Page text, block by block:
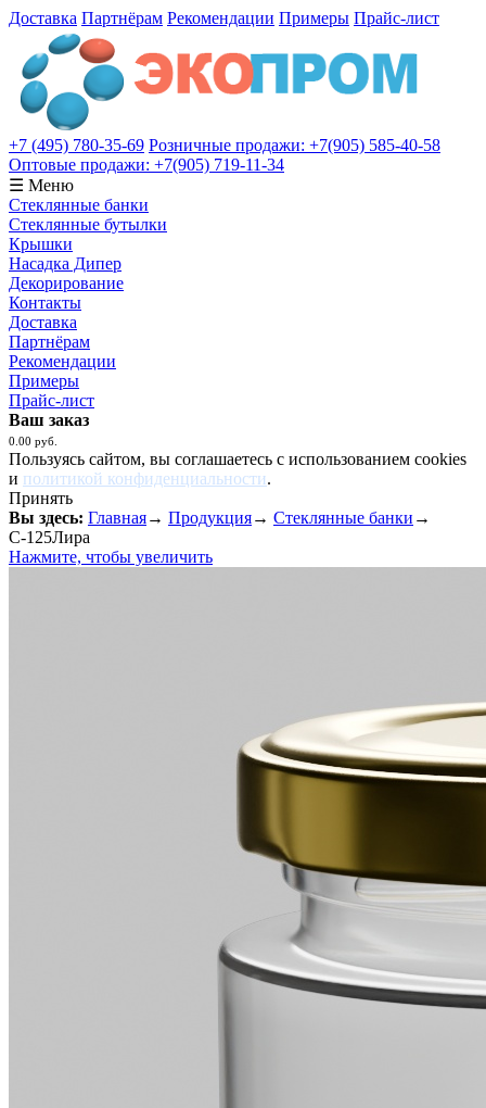
Доставка Партнёрам Рекомендации Примеры Прайс-лист
+7 (495) 780-35-69 Розничные продажи: +7(905) 585-40-58
Оптовые продажи: +7(905) 719-11-34
☰ Меню
Стеклянные банки
Стеклянные бутылки
Крышки
Насадка Дипер
Декорирование
Контакты
Доставка
Партнёрам
Рекомендации
Примеры
Прайс-лист
Ваш заказ
0.00 руб.
Пользуясь сайтом, вы соглашаетесь с использованием cookies
и политикой конфиденциальности.
Принять
Вы здесь: Главная→ Продукция→ Стеклянные банки →
С-125Лира
Нажмите, чтобы увеличить